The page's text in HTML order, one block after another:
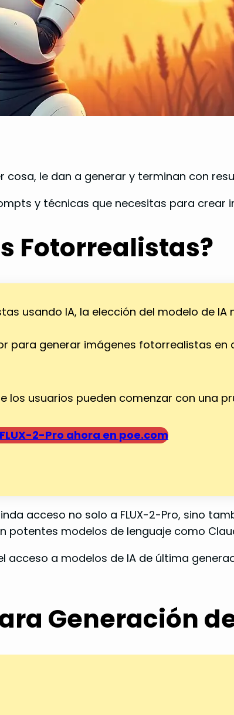
le dan a generar y terminan con
y técnicas que necesitas para crear
Fotorrealistas?
usando IA, la elección del modelo de
para generar imágenes fotorrealistas en
los usuarios pueden comenzar con una
2-Pro ahora en poe.com
acceso no solo a FLUX-2-Pro, sino
potentes modelos de lenguaje como
a modelos de IA de última
Generación